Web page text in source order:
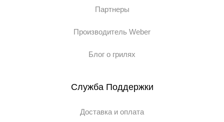
Партнеры
Производитель Weber
Блог о грилях
Служба Поддержки
Доставка и оплата